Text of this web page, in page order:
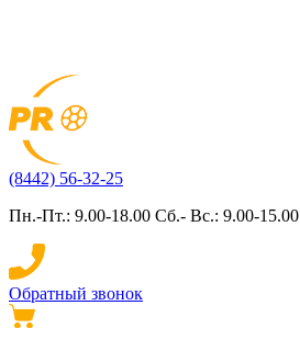
(8442) 56-32-25
Пн.-Пт.: 9.00-18.00 Сб.- Вс.: 9.00-15.00
Обратный звонок